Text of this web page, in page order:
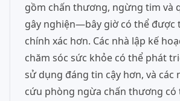
gồm chấn thương, ngừng tim và
gây nghiện—bây giờ có thể được
chính xác hơn. Các nhà lập kế
chăm sóc sức khỏe có thể phát
sử dụng đáng tin cậy hơn, và các
cứu phòng ngừa chấn thương có